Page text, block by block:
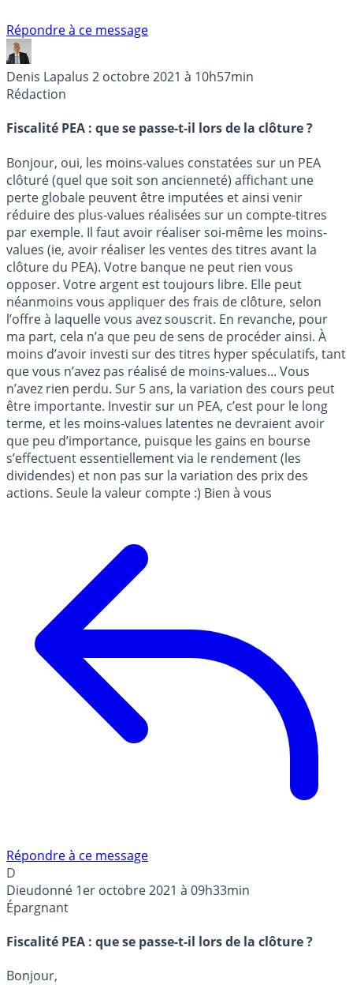
Répondre à ce message
Denis Lapalus 2 octobre 2021 à 10h57min
Rédaction
Fiscalité PEA : que se passe-t-il lors de la clôture ?
Bonjour, oui, les moins-values constatées sur un PEA
clôturé (quel que soit son ancienneté) affichant une
perte globale peuvent être imputées et ainsi venir
réduire des plus-values réalisées sur un compte-titres
par exemple. Il faut avoir réaliser soi-même les moins-
values (ie, avoir réaliser les ventes des titres avant la
clôture du PEA). Votre banque ne peut rien vous
opposer. Votre argent est toujours libre. Elle peut
néanmoins vous appliquer des frais de clôture, selon
l’offre à laquelle vous avez souscrit. En revanche, pour
ma part, cela n’a que peu de sens de procéder ainsi. À
moins d’avoir investi sur des titres hyper spéculatifs, tant
que vous n’avez pas réalisé de moins-values... Vous
n’avez rien perdu. Sur 5 ans, la variation des cours peut
être importante. Investir sur un PEA, c’est pour le long
terme, et les moins-values latentes ne devraient avoir
que peu d’importance, puisque les gains en bourse
s’effectuent essentiellement via le rendement (les
dividendes) et non pas sur la variation des prix des
actions. Seule la valeur compte :) Bien à vous
Répondre à ce message
D
Dieudonné 1er octobre 2021 à 09h33min
Épargnant
Fiscalité PEA : que se passe-t-il lors de la clôture ?
Bonjour,